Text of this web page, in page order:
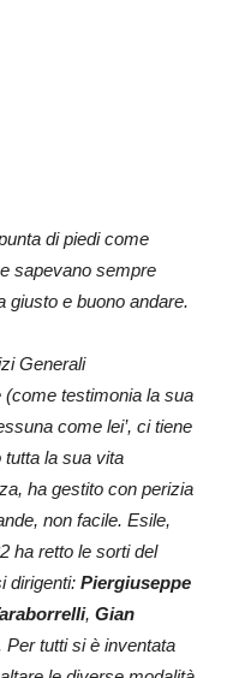
di piedi come
sapevano sempre
giusto e buono andare.
Generali
(come testimonia la sua
come lei’, ci tiene
la sua vita
ha gestito con perizia
non facile. Esile,
ha retto le sorti del
dirigenti: Piergiuseppe
, Gian
tutti si è inventata